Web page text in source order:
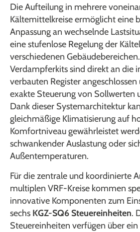
Die Aufteilung in mehrere
Kältemittelkreise ermöglicht eine
Anpassung an wechselnde
eine stufenlose Regelung der
verschiedenen
Verdampferkits sind direkt an die
verbauten Register
exakte Steuerung von Sollwerten
Dank dieser Systemarchitektur
gleichmäßige Klimatisierung auf
Komfortniveau gewährleistet
schwankender Auslastung oder
Außentemperaturen.
Für die zentrale und koordinierte
multiplen VRF-Kreise kommen
innovative Komponenten zum
sechs KGZ-SQ6 Steuereinheiten.
Steuereinheiten verfügen über